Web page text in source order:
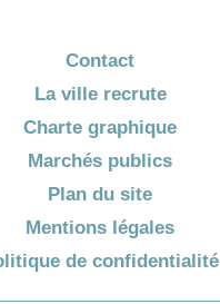
Contact
La ville recrute
Charte graphique
Marchés publics
Plan du site
Mentions légales
de confidentialité